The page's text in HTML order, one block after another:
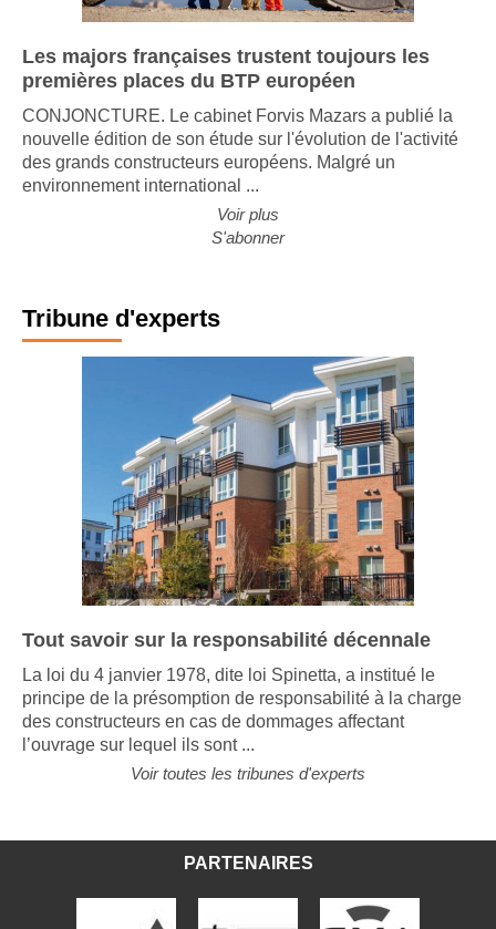
Les majors françaises trustent toujours les
premières places du BTP européen
CONJONCTURE. Le cabinet Forvis Mazars a publié la
nouvelle édition de son étude sur l'évolution de l'activité
des grands constructeurs européens. Malgré un
environnement international ...
Voir plus
S'abonner
Tribune d'experts
Tout savoir sur la responsabilité décennale
La loi du 4 janvier 1978, dite loi Spinetta, a institué le
principe de la présomption de responsabilité à la charge
des constructeurs en cas de dommages affectant
l’ouvrage sur lequel ils sont ...
Voir toutes les tribunes d'experts
PARTENAIRES